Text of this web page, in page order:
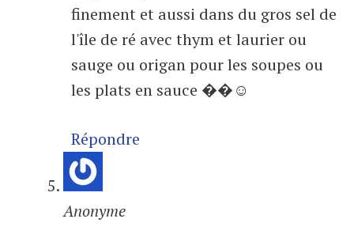
finement et aussi dans du gros sel de
l'île de ré avec thym et laurier ou
sauge ou origan pour les soupes ou
les plats en sauce ��☺
Répondre
Anonyme